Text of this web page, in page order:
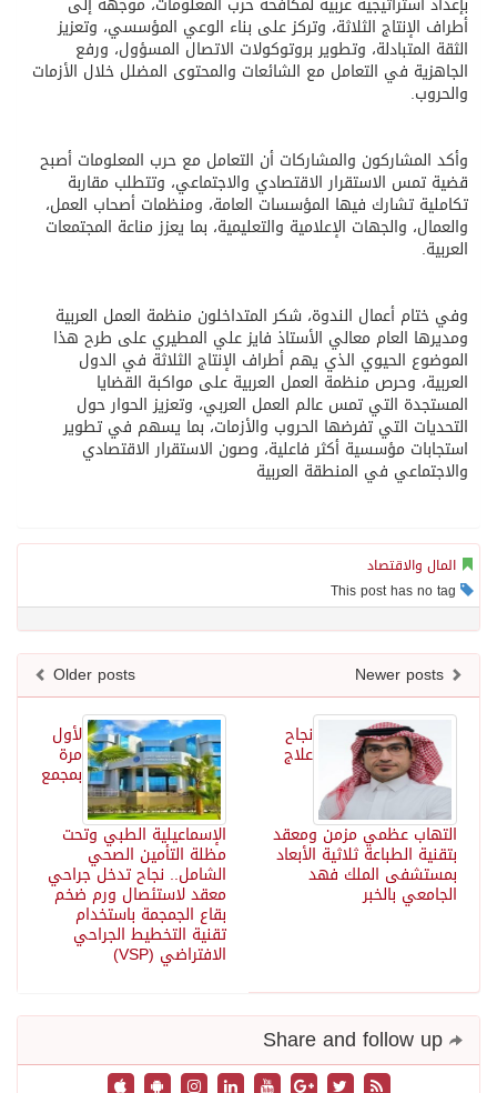
أطراف الإنتاج الثلاثة، وتركز على بناء الوعي المؤسسي، وتعزيز
الثقة المتبادلة، وتطوير بروتوكولات الاتصال المسؤول، ورفع
الجاهزية في التعامل مع الشائعات والمحتوى المضلل خلال الأزمات
والحروب.
وأكد المشاركون والمشاركات أن التعامل مع حرب المعلومات أصبح
قضية تمس الاستقرار الاقتصادي والاجتماعي، وتتطلب مقاربة
تكاملية تشارك فيها المؤسسات العامة، ومنظمات أصحاب العمل،
والعمال، والجهات الإعلامية والتعليمية، بما يعزز مناعة المجتمعات
العربية.
وفي ختام أعمال الندوة، شكر المتداخلون منظمة العمل العربية
ومديرها العام معالي الأستاذ فايز علي المطيري على طرح هذا
الموضوع الحيوي الذي يهم أطراف الإنتاج الثلاثة في الدول
العربية، وحرص منظمة العمل العربية على مواكبة القضايا
المستجدة التي تمس عالم العمل العربي، وتعزيز الحوار حول
التحديات التي تفرضها الحروب والأزمات، بما يسهم في تطوير
استجابات مؤسسية أكثر فاعلية، وصون الاستقرار الاقتصادي
والاجتماعي في المنطقة العربية
المال والاقتصاد
Older posts
لأول
مرة
بمجمع
الإسماعيلية الطبي وتحت
مظلة التأمين الصحي
الشامل.. نجاح تدخل جراحي
معقد لاستئصال ورم ضخم
بقاع الجمجمة باستخدام
تقنية التخطيط الجراحي
الافتراضي (VSP)
نجاح
علاج
التهاب عظمي مزمن ومعقد
بتقنية الطباعة ثلاثية الأبعاد
بمستشفى الملك فهد
الجامعي بالخبر